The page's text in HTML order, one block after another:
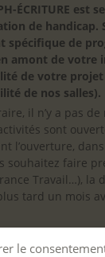
le
ÉCRITURE est
de handicap.
spécifique de
amont de votre
de votre
de nos salles).
il n’y a pas de
sont
l’ouverture,
souhaitez faire
Travail…), la
tard un mois